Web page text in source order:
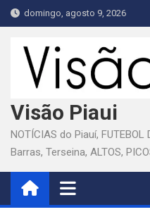
Skip
to
domingo, agosto 9, 2026
Visão Piaui
NOTÍCIAS do Piauí, FUTEBOL
Barras, Terseina, ALTOS,